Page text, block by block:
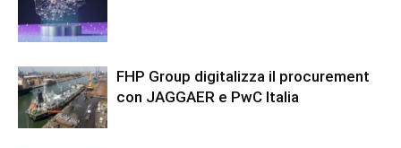
FHP Group digitalizza il procurement
con JAGGAER e PwC Italia